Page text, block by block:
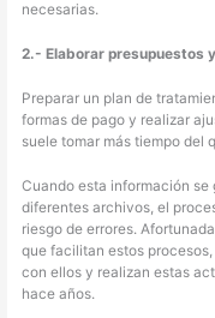
necesarias.
2.- Elaborar presupuestos
Preparar un plan de
formas de pago y realizar
suele tomar más tiempo del
Cuando esta información se
diferentes archivos, el
riesgo de errores.
que facilitan estos
con ellos y realizan estas
hace años.